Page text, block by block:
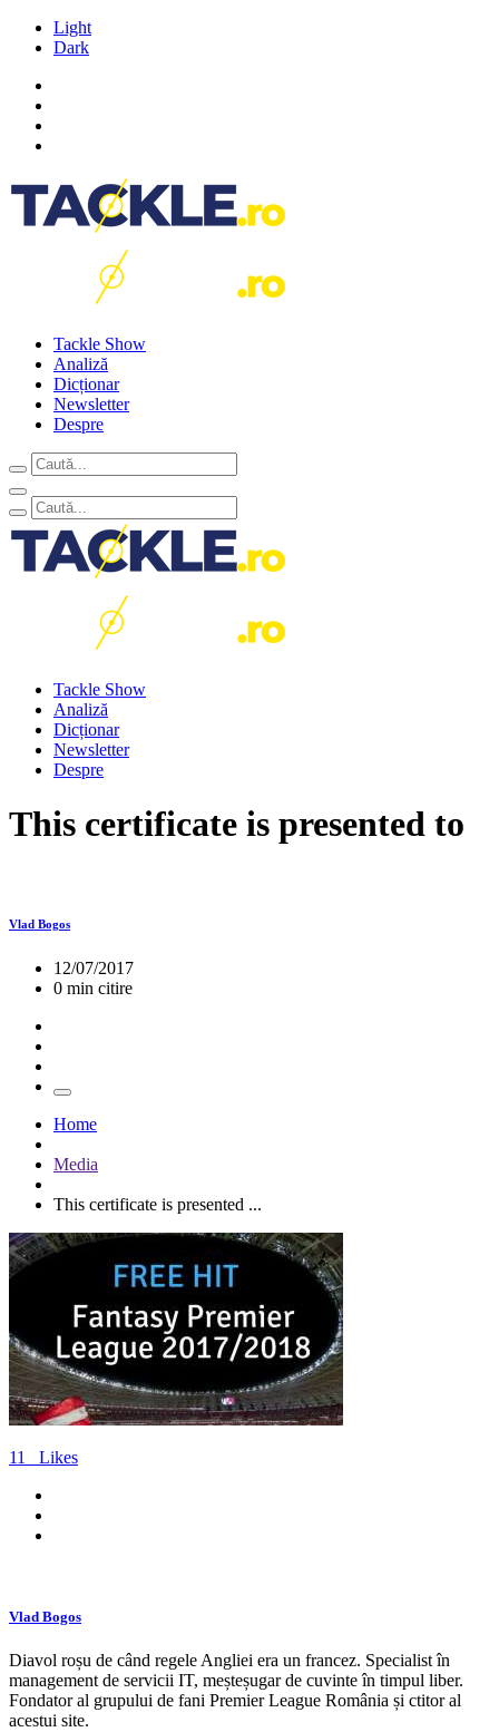
Light
Dark
Tackle Show
Analiză
Dicționar
Newsletter
Despre
Tackle Show
Analiză
Dicționar
Newsletter
Despre
This certificate is presented to
Vlad Bogos
12/07/2017
0 min citire
Home
Media
This certificate is presented ...
11 Likes
Vlad Bogos
Diavol roșu de când regele Angliei era un francez. Specialist în
management de servicii IT, meșteșugar de cuvinte în timpul liber.
Fondator al grupului de fani Premier League România și ctitor al
acestui site.